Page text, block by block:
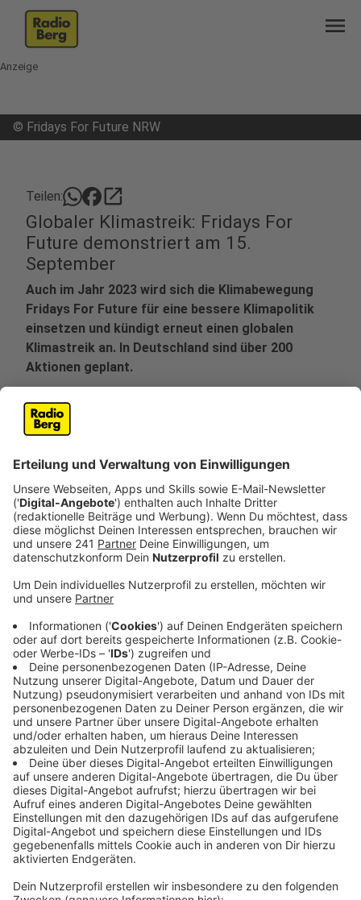
menu
Anzeige
© Fridays For Future NRW
Teilen: open_in_new
Globaler Klimastreik: Fridays For
Future demonstriert am 15.
September
Auch im Jahr 2023 wird sich die Klimabewegung
Fridays For Future für eine bessere Klimapolitik
einsetzen und kündigt erneut einen globalen
Klimastreik an. In Deutschland sind über 200
Aktionen geplant.
Eine der Kernaussagen in der Ankündigung zum
Klimastreik von Fridays For Future lautet: "Die
Klimakrise ist real!" Dafür geht die Vereinigung mal
wieder auf die Straßen Deutschlands und ruft zum
"Globalen Klimastreik"
am 15. September
auf. Sie
fordern von Politik und Wirtschaft damit aufzuhören,
sind (Stand 10. September) bislang über 200 Aktionen,
Demonstrationen oder Seminare in ganz Deutschland.
Bei einem Blick auf die Karte liegen davon knapp 50
bei uns in Nordrhein-Westfalen. Hier gibt es die
gesamte Streikkarte in der Übersicht.
Anzeige
Anzeige
Forderungen von Fridays For Future
Anzeige